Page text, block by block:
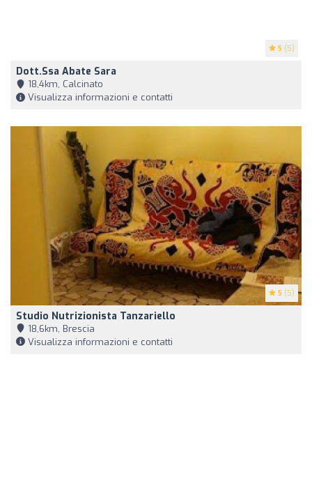
5 (5)
Dott.ssa Abate Sara
18,4km, Calcinato
Visualizza informazioni e contatti
5 (5)
Studio Nutrizionista Tanzariello
18,6km, Brescia
Visualizza informazioni e contatti